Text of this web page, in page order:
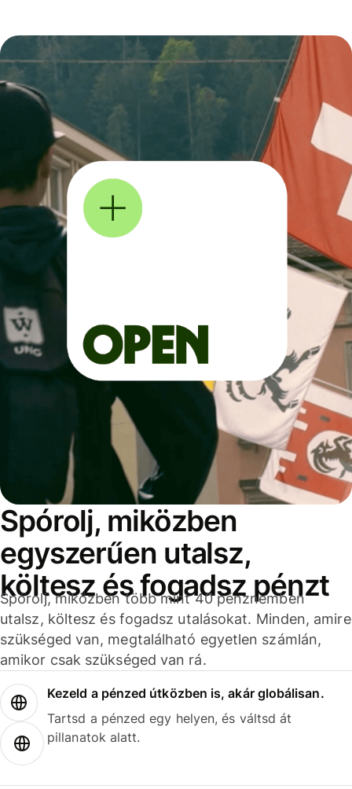
Spórolj, miközben
egyszerűen utalsz,
költesz és fogadsz pénzt
Spórolj, miközben több mint 40 pénznemben
utalsz, költesz és fogadsz utalásokat. Minden, amire
szükséged van, megtalálható egyetlen számlán,
amikor csak szükséged van rá.
Kezeld a pénzed útközben is, akár globálisan.
Tartsd a pénzed egy helyen, és váltsd át
pillanatok alatt.